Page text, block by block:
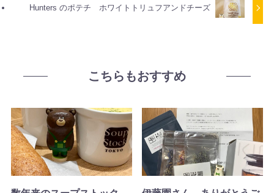
Hunters のポテチ ホワイトトリュフアンドチーズ
こちらもおすすめ